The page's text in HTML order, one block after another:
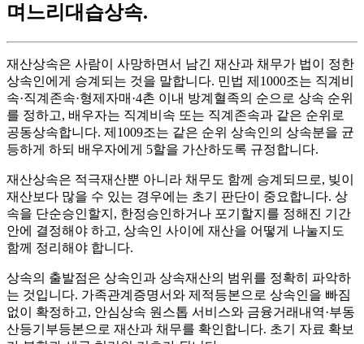
며느리대습상속.
재산상속은 사람이 사망하면서 남긴 재산과 채무가 법이 정한
상속인에게 승계되는 것을 말합니다. 민법 제1000조는 직계비
속·직계존속·형제자매·4촌 이내 방계혈족의 순으로 상속 순위
를 정하고, 배우자는 직계비속 또는 직계존속과 같은 순위로
공동상속합니다. 제1009조는 같은 순위 상속인의 상속분을 균
등하게 하되 배우자에게 5할을 가산하도록 규정합니다.
재산상속은 적극재산뿐 아니라 채무도 함께 승계되므로, 빚이
재산보다 많을 수 있는 경우에는 초기 판단이 중요합니다. 상
속을 단순승인할지, 한정승인하거나 포기할지를 정해진 기간
안에 결정해야 하고, 상속인 사이에 재산을 어떻게 나눌지도
함께 정리해야 합니다.
상속의 출발점은 상속인과 상속재산의 범위를 정확히 파악하
는 것입니다. 가족관계증명서와 제적등본으로 상속인을 빠짐
없이 확정하고, 안심상속 원스톱 서비스와 금융거래내역·부동
산등기부등본으로 재산과 채무를 확인합니다. 초기 자료 확보